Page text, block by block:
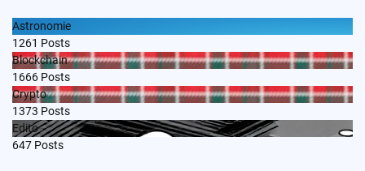
Astronomie
1261 Posts
Blockchain
1666 Posts
Crypto
1373 Posts
Edito
647 Posts